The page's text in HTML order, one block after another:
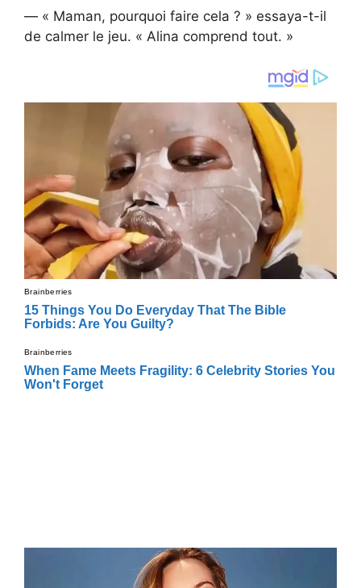
— « Maman, pourquoi faire cela ? » essaya-t-il
de calmer le jeu. « Alina comprend tout. »